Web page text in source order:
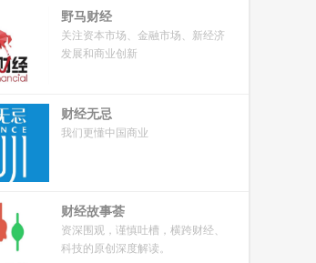
野马财经
关注资本市场、金融市场、新经济
发展和商业创新
财经无忌
我们更懂中国商业
财经故事荟
资深围观，谨慎吐槽，横跨财经、
科技的原创深度解读。